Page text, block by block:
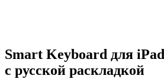
Smart Keyboard для
с русской раскладкой